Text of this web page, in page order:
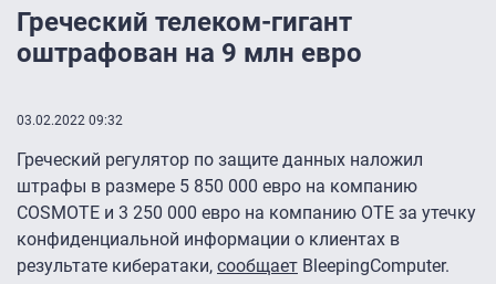
Греческий телеком-гигант
оштрафован на 9 млн евро
03.02.2022 09:32
Греческий регулятор по защите данных наложил
штрафы в размере 5 850 000 евро на компанию
COSMOTE и 3 250 000 евро на компанию OTE за утечку
конфиденциальной информации о клиентах в
результате кибератаки, сообщает BleepingComputer.